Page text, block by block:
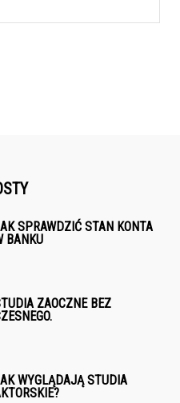
SPRAWDZIĆ STAN KONTA
BANKU
ZAOCZNE BEZ
WYGLĄDAJĄ STUDIA